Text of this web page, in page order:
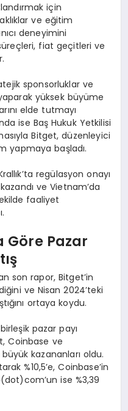
için
ve eğitim
deneyimini
fiat geçitleri ve
sponsorluklar ve
yüksek büyüme
elde tutmayı
ise Baş Hukuk Yetkilisi
Bitget, düzenleyici
yapmaya başladı.
regülasyon onayı
kazandı ve Vietnam’da
faaliyet
Göre Pazar
ış
son rapor, Bitget’in
ve Nisan 2024’teki
ortaya koydu.
pazar payı
Coinbase ve
kazananları oldu.
%10,5’e, Coinbase’in
ise %3,39